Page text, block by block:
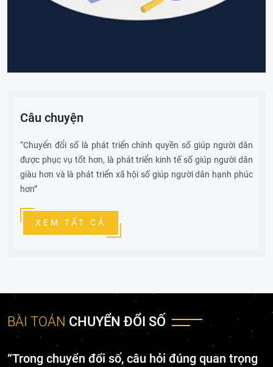
Câu chuyện
“Chuyển đổi số là phát triển chính quyền số giúp người dân
được phục vụ tốt hơn, là phát triển kinh tế số giúp người dân
giàu hơn và là phát triển xã hội số giúp người dân hạnh phúc
hơn”
XEM TẤT CẢ
BÀI TOÁN CHUYỂN ĐỔI SỐ
“Trong chuyển đổi số, câu hỏi đúng quan trọng